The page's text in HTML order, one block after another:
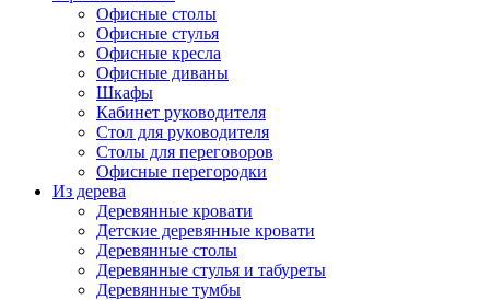
Офисные столы
Офисные стулья
Офисные кресла
Офисные диваны
Шкафы
Кабинет руководителя
Стол для руководителя
Столы для переговоров
Офисные перегородки
Из дерева
Деревянные кровати
Детские деревянные кровати
Деревянные столы
Деревянные стулья и табуреты
Деревянные тумбы